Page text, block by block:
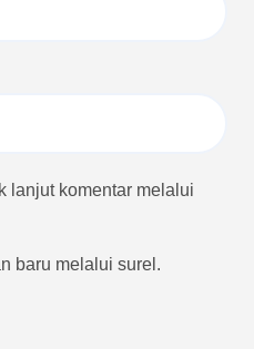
lanjut komentar melalui
baru melalui surel.